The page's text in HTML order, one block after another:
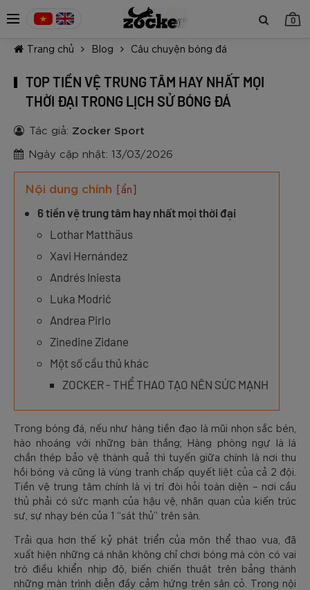
0
Trang chủ Blog Câu chuyện bóng đá
TOP TIỀN VỆ TRUNG TÂM HAY NHẤT MỌI
THỜI ĐẠI TRONG LỊCH SỬ BÓNG ĐÁ
Tác giả: Zocker Sport
Ngày cập nhật: 13/03/2026
Nội dung chính [ẩn]
6 tiền vệ trung tâm hay nhất mọi thời đại
Lothar Matthäus
Xavi Hernández
Andrés Iniesta
Luka Modrić
Andrea Pirlo
Zinedine Zidane
Một số cầu thủ khác
ZOCKER - THỂ THAO TẠO NÊN SỨC MẠNH
Trong bóng đá, nếu như hàng tiền đạo là mũi nhọn sắc bén,
hào nhoáng với những bàn thắng; Hàng phòng ngự là lá
chắn thép bảo vệ thành quả thì tuyến giữa chính là nơi thu
hồi bóng và cũng là vùng tranh chấp quyết liệt của cả 2 đội.
Tiền vệ trung tâm chính là vị trí đòi hỏi toàn diện – nơi cầu
thủ phải có sức mạnh của hậu vệ, nhãn quan của kiến trúc
sư, sự nhạy bén của 1 “sát thủ” trên sân.
Trải qua hơn thế kỷ phát triển của môn thể thao vua, đã
xuất hiện những cá nhân không chỉ chơi bóng mà còn có vai
trò điều khiển nhịp độ, biến chiến thuật trên bảng thành
những màn trình diễn đầy cảm hứng trên sân cỏ. Trong nội